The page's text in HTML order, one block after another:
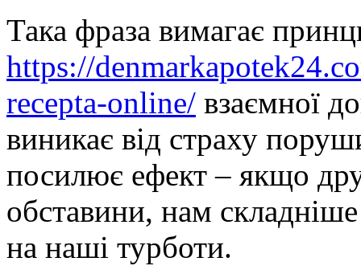
Така фраза вимагає
https://
recepta-online/ взаємної
виникає від страху
посилює ефект – якщо
обставини, нам
на наші турботи.